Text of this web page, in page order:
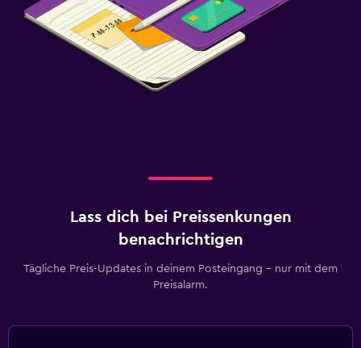
Lass dich bei Preissenkungen
benachrichtigen
Tägliche Preis-Updates in deinem Posteingang – nur mit dem
Preisalarm.